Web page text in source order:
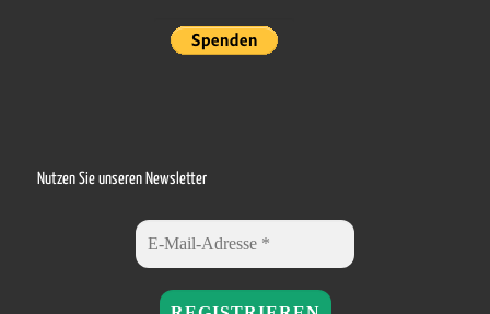
Nutzen Sie unseren Newsletter